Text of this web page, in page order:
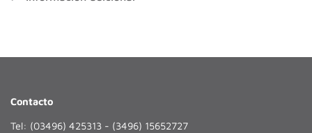
Contacto
Tel: (03496) 425313 - (3496) 15652727